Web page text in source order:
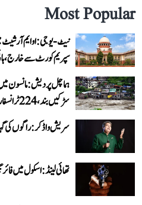
Most Popular
نیٹ-یو جی: او ایم آر
سپریم کورٹ سے خارج،
سڑکیں بند، 224 ٹرانسفارمرز ٹھپ
سریش واڈکر: راگوں کی
تھائی لینڈ: اسکول میں فائرنگ سے 8 لوگوں کی